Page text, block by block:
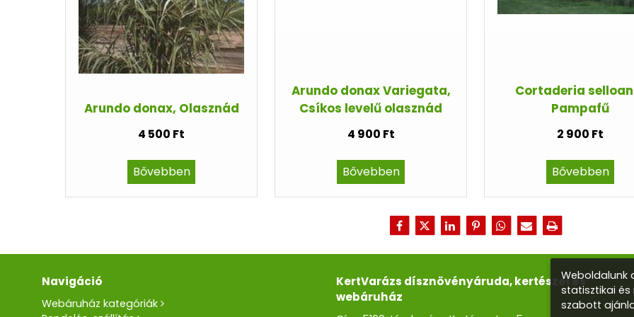
Arundo donax, Olasznád
4 500 Ft
Bővebben
Arundo donax Variegata,
Csíkos levelű olasznád
4 900 Ft
Bővebben
Cortaderia
Pampafű
2 900 Ft
Bővebben
Navigáció
Webáruház kategóriák
KertVarázs dísznövényáruda, kertészet és
webáruház
Weboldalunk
statisztikai
szabott